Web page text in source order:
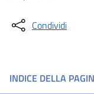
Condividi
INDICE DELLA